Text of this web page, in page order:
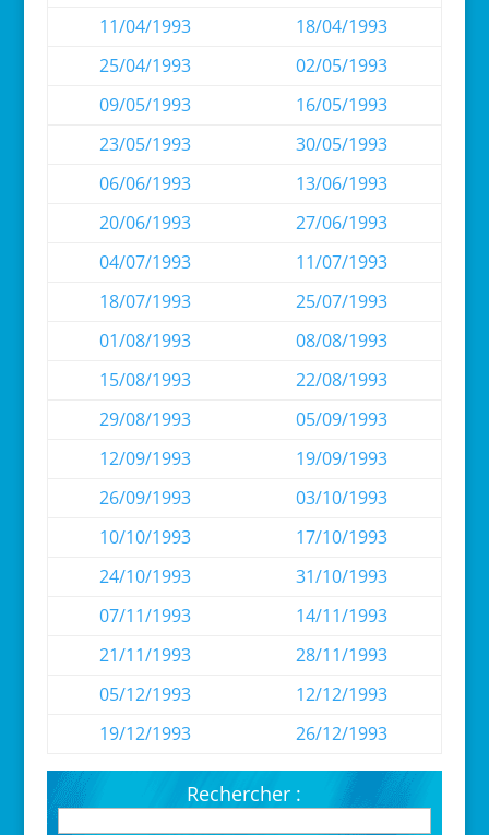
11/04/1993
18/04/1993
25/04/1993
02/05/1993
09/05/1993
16/05/1993
23/05/1993
30/05/1993
06/06/1993
13/06/1993
20/06/1993
27/06/1993
04/07/1993
11/07/1993
18/07/1993
25/07/1993
01/08/1993
08/08/1993
15/08/1993
22/08/1993
29/08/1993
05/09/1993
12/09/1993
19/09/1993
26/09/1993
03/10/1993
10/10/1993
17/10/1993
24/10/1993
31/10/1993
07/11/1993
14/11/1993
21/11/1993
28/11/1993
05/12/1993
12/12/1993
19/12/1993
26/12/1993
Rechercher :